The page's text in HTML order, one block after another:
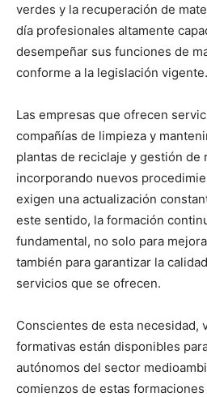
verdes y la recuperación de
día profesionales altamente
desempeñar sus funciones de
conforme a la legislación vigente.
Las empresas que ofrecen
compañías de limpieza y
plantas de reciclaje y gestión de
incorporando nuevos
exigen una actualización
este sentido, la formación
fundamental, no solo para
también para garantizar la
servicios que se ofrecen.
Conscientes de esta necesidad,
formativas están disponibles
autónomos del sector
comienzos de estas